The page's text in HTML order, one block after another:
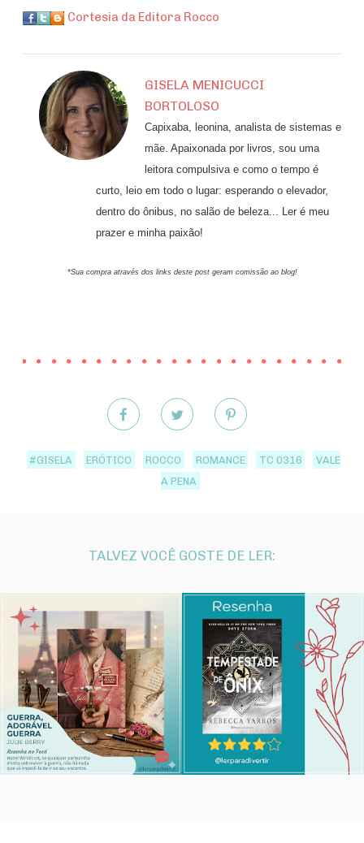
Cortesia da Editora Rocco
GISELA MENICUCCI
BORTOLOSO
Capixaba, leonina, analista de sistemas e
mãe. Apaixonada por livros, sou uma
leitora compulsiva e como o tempo é
curto, leio em todo o lugar: esperando o elevador,
dentro do ônibus, no salão de beleza... Ler é meu
prazer e minha paixão!
*Sua compra através dos links deste post geram comissão ao blog!
#GISELA ERÓTICO ROCCO ROMANCE TC 0316
VALE
A PENA
TALVEZ VOCÊ GOSTE DE LER: